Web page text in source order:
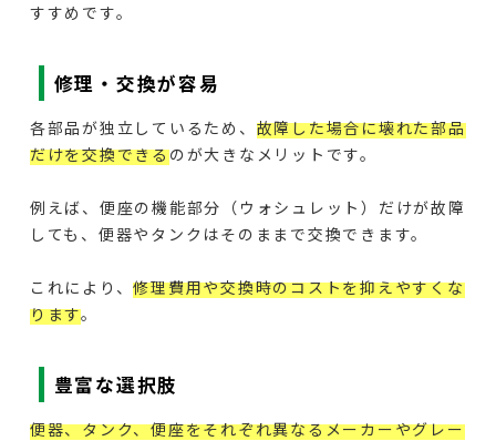
すすめです。
修理・交換が容易
各部品が独立しているため、 故障した場合に壊れた部品
だけを交換できるのが大きなメリットです。
例えば、便座の機能部分（ウォシュレット）だけが故障
しても、便器やタンクはそのままで交換できます。
これにより、修理費用や交換時のコストを抑えやすくな
ります。
豊富な選択肢
便器、タンク、便座をそれぞれ異なるメーカーやグレー